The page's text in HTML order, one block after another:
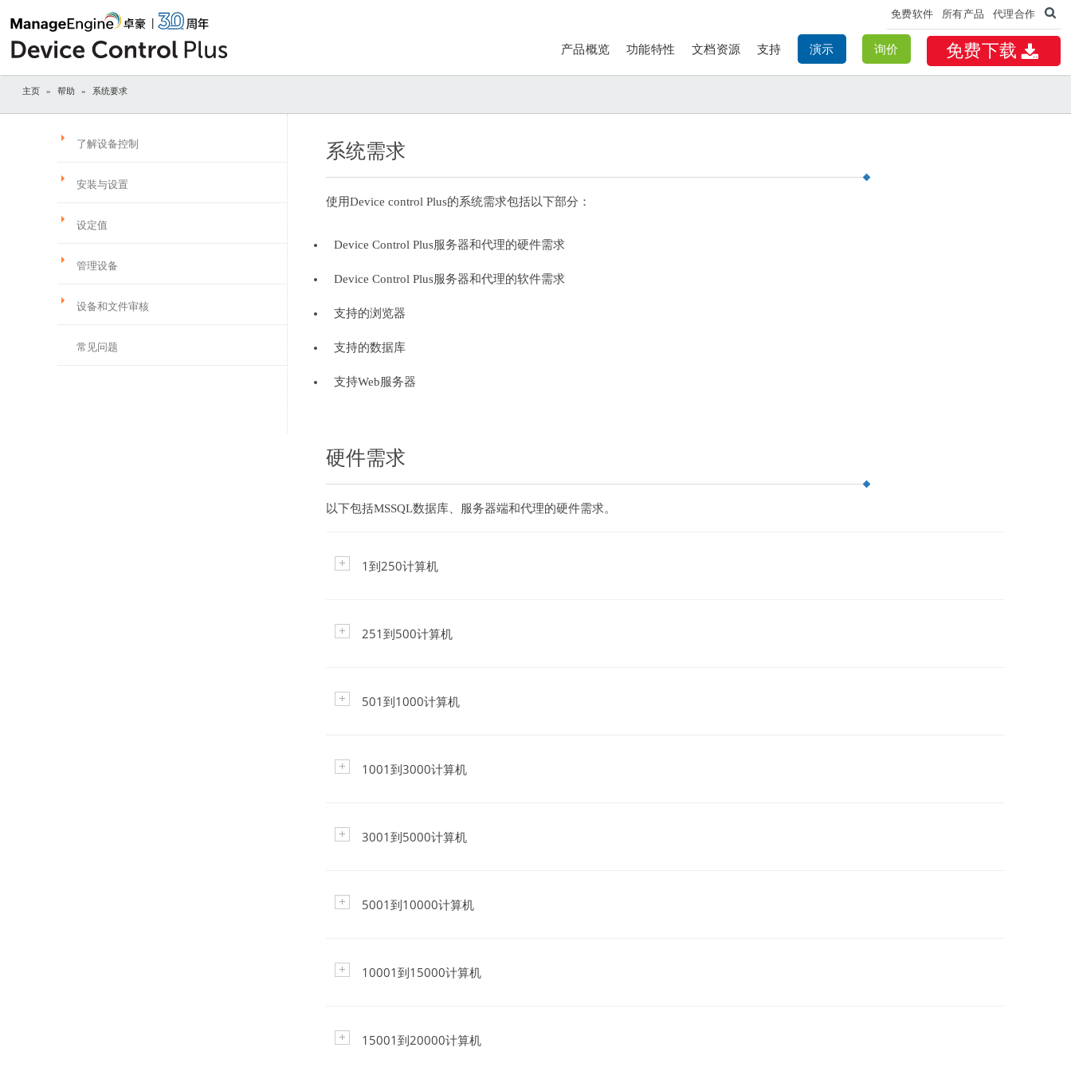
免费软件 所有产品 代理合作
免费下载
产品概览 功能特性 文档资源 支持 演示 询价
主页 »帮助 » 系统要求
了解设备控制
安装与设置
设定值
管理设备
设备和文件审核
常见问题
系统需求
使用Device control Plus的系统需求包括以下部分：
Device Control Plus服务器和代理的硬件需求
Device Control Plus服务器和代理的软件需求
支持的浏览器
支持的数据库
支持Web服务器
硬件需求
以下包括MSSQL数据库、服务器端和代理的硬件需求。
1到250计算机
251到500计算机
501到1000计算机
1001到3000计算机
3001到5000计算机
5001到10000计算机
10001到15000计算机
15001到20000计算机